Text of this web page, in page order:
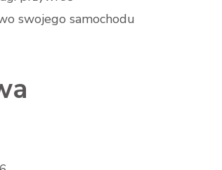
swojego samochodu